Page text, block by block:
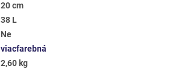
20 cm
38 L
Ne
viacfarebná
2,60 kg